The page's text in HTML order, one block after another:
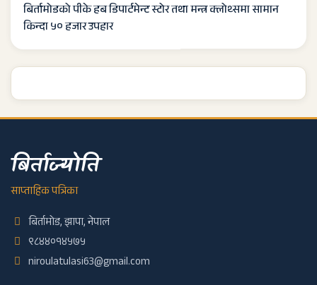
बिर्तामोडको पीके हब डिपार्टमेन्ट स्टोर तथा मन्त्र क्लोथ्समा सामान
किन्दा ५० हजार उपहार
बिर्ताज्योति
साप्ताहिक पत्रिका
बिर्तामोड, झापा, नेपाल
९८४४०१४५७५
niroulatulasi63@gmail.com